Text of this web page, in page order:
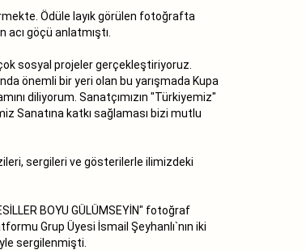
Ödüle layık görülen fotoğrafta
göçü anlatmıştı.
sosyal projeler gerçekleştiriyoruz.
önemli bir yeri olan bu yarışmada Kupa
diliyorum. Sanatçımızın "Türkiyemiz"
Sanatına katkı sağlaması bizi mutlu
sergileri ve gösterilerle ilimizdeki
BOYU GÜLÜMSEYİN" fotoğraf
Grup Üyesi İsmail Şeyhanlı`nın iki
sergilenmişti.